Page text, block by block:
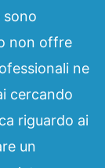
sono
non offre
ne
cercando
riguardo ai
un